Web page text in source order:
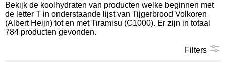
Koolhydraten tellen
Bekijk de koolhydraten van producten welke beginnen met
de letter T in onderstaande lijst van Tijgerbrood Volkoren
(Albert Heijn) tot en met Tiramisu (C1000). Er zijn in totaal
784 producten gevonden.
Filters